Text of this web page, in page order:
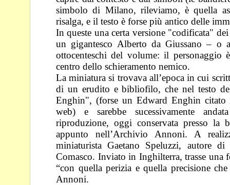
simbolo di Milano, rileviamo, èquella
risalga, e il testo è forse più antico delle
In queste una certa versione "codificata"
un gigantesco Alberto da Giussano – o
ottocenteschi del volume: il personaggio
centro dello schieramento nemico.
La miniatura si trovava all’epoca in cui
di un erudito e bibliofilo, che nel testo
Enghin", (forse un Edward Enghin citato
web) e sarebbe sucessivamente
riproduzione, oggi conservata presso la
appunto nell’Archivio Annoni. A
miniaturista Gaetano Speluzzi, autore
Comasco. Inviato in Inghilterra, trasse una
“con quella perizia e quella precisione
Annoni.